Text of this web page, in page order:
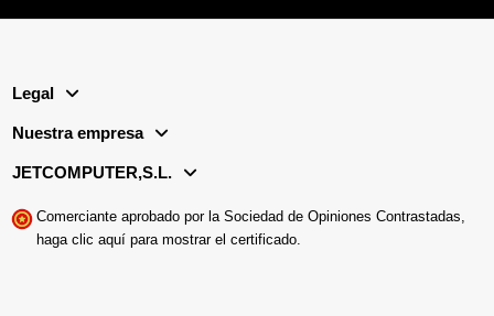
Legal
Nuestra empresa
JETCOMPUTER,S.L.
Comerciante aprobado por la Sociedad de Opiniones Contrastadas,
haga clic aquí para mostrar el certificado.